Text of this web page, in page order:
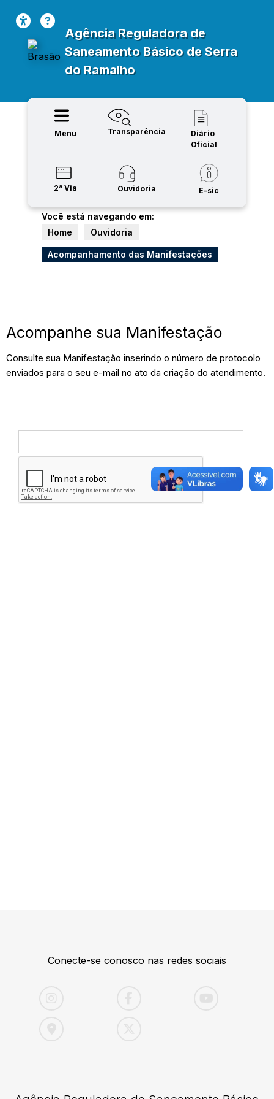
Agência Reguladora de
Saneamento Básico de Serra
do Ramalho
Menu Transparência
Diário
Oficial
2ª Via Ouvidoria E-sic
Você está navegando em:
Home
Ouvidoria
Acompanhamento das Manifestações
Acompanhe sua Manifestação
Consulte sua Manifestação inserindo o número de protocolo
enviados para o seu e-mail no ato da criação do atendimento.
Conecte-se conosco nas redes sociais